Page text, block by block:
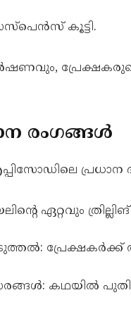
കൂട്ടി.
രംഗങ്ങൾ
പ്രധാന
ഏറ്റവും
കഥയിൽ